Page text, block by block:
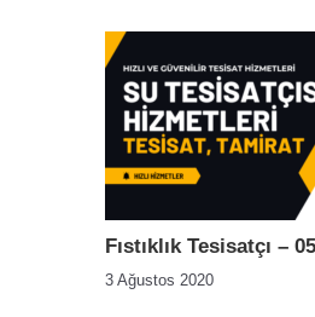
Fıstıklık Tesisatçı –
3 Ağustos 2020